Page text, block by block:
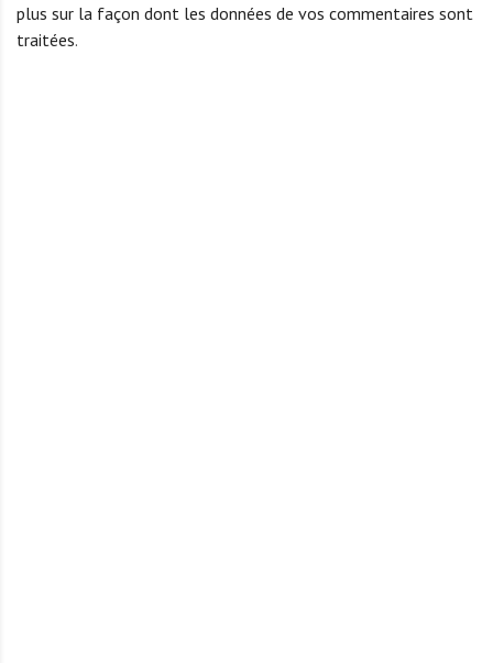
plus sur la façon dont les données de vos commentaires sont
traitées.